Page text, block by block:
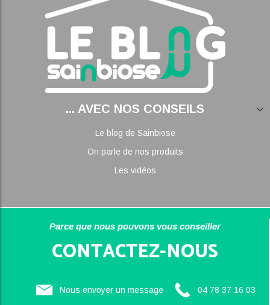
... AVEC NOS CONSEILS
Le blog de Sainbiose
On parle de nos produits
Les vidéos
Parce que nous pouvons vous conseiller
CONTACTEZ-NOUS
Nous envoyer un message 04 78 37 16 03